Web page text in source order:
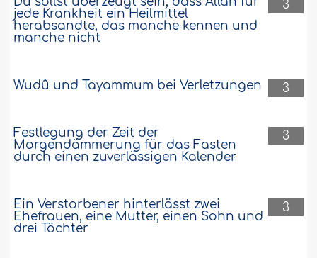
Erhöhung des Preises über den vom
Besitzer angegebenen Betrag
Freund von mir will eine Wohnung
erwerben, die meinem Geschäftspartner
Partner auf einen bestimmten Preis für
diese Wohnung geeinigt. Darf ich den
Preis erhöhen, weil man es so betrachten
14008 12-9-2022
3
jede Krankheit ein Heilmittel
herabsandte, das manche kennen und
manche nicht
3
Wudû und Tayammum bei Verletzungen
3
Festlegung der Zeit der
Morgendämmerung für das Fasten
durch einen zuverlässigen Kalender
3
Ein Verstorbener hinterlässt zwei
Ehefrauen, eine Mutter, einen Sohn und
drei Töchter